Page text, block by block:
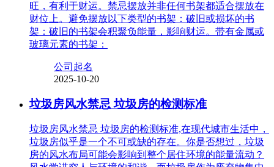
旺，有利于财运。禁忌摆放并非任何书架都适合摆放在
财位上。避免摆放以下类型的书架：破旧或损坏的书
架：破旧的书架会积聚负能量，影响财运。带有金属或
玻璃元素的书架：
公司起名
2025-10-20
垃圾房风水禁忌 垃圾房的检测标准
垃圾房风水禁忌 垃圾房的检测标准,在现代城市生活中，
垃圾房似乎是一个不可或缺的存在。你是否想过，垃圾
房的风水布局可能会影响到整个居住环境的能量流动？